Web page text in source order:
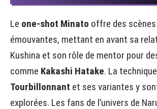
Le one-shot Minato offre des
émouvantes, mettant en avant sa
Kushina et son rôle de mentor pour
comme Kakashi Hatake. La technique
Tourbillonnant et ses variantes y
explorées. Les fans de l’univers de